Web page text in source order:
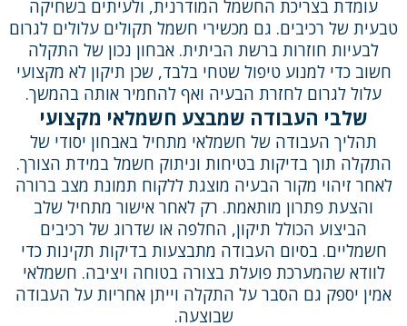
עומדת בצריכת החשמל המודרנית, ולעיתים בשחיקה
טבעית של רכיבים. גם מכשירי חשמל תקולים עלולים לגרום
לבעיות חוזרות ברשת הביתית. אבחון נכון של התקלה
חשוב כדי למנוע טיפול שטחי בלבד, שכן תיקון לא מקצועי
עלול לגרום לחזרת הבעיה ואף להחמיר אותה בהמשך.
שלבי העבודה שמבצע חשמלאי מקצועי
תהליך העבודה של חשמלאי מתחיל באבחון יסודי של
התקלה תוך בדיקות בטיחות וניתוק חשמל במידת הצורך.
לאחר זיהוי מקור הבעיה מוצגת ללקוח תמונת מצב ברורה
והצעת פתרון מותאמת. רק לאחר אישור מתחיל שלב
הביצוע הכולל תיקון, החלפה או שדרוג של רכיבים
חשמליים. בסיום העבודה מתבצעות בדיקות תקינות כדי
לוודא שהמערכת פועלת בצורה בטוחה ויציבה. חשמלאי
אמין יספק גם הסבר על התקלה וייתן אחריות על העבודה
שבוצעה.